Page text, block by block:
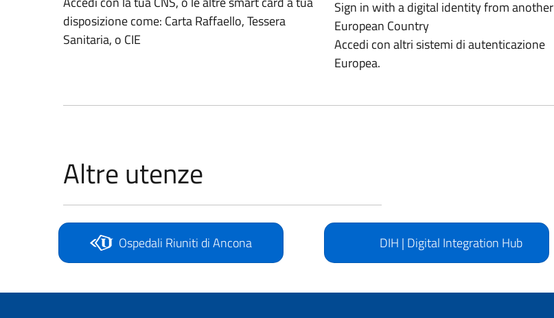
disposizione come: Carta Raffaello, Tessera
Sanitaria, o CIE
Sign in with a digital identity from another
European Country
Accedi con altri sistemi di autenticazione
Europea.
Altre utenze
Ospedali Riuniti di Ancona DIH | Digital Integration Hub